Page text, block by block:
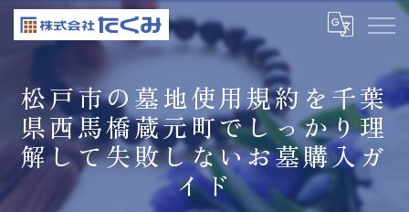
松戸市の墓地使用規約を千葉
県西馬橋蔵元町でしっかり理
解して失敗しないお墓購入ガ
イド